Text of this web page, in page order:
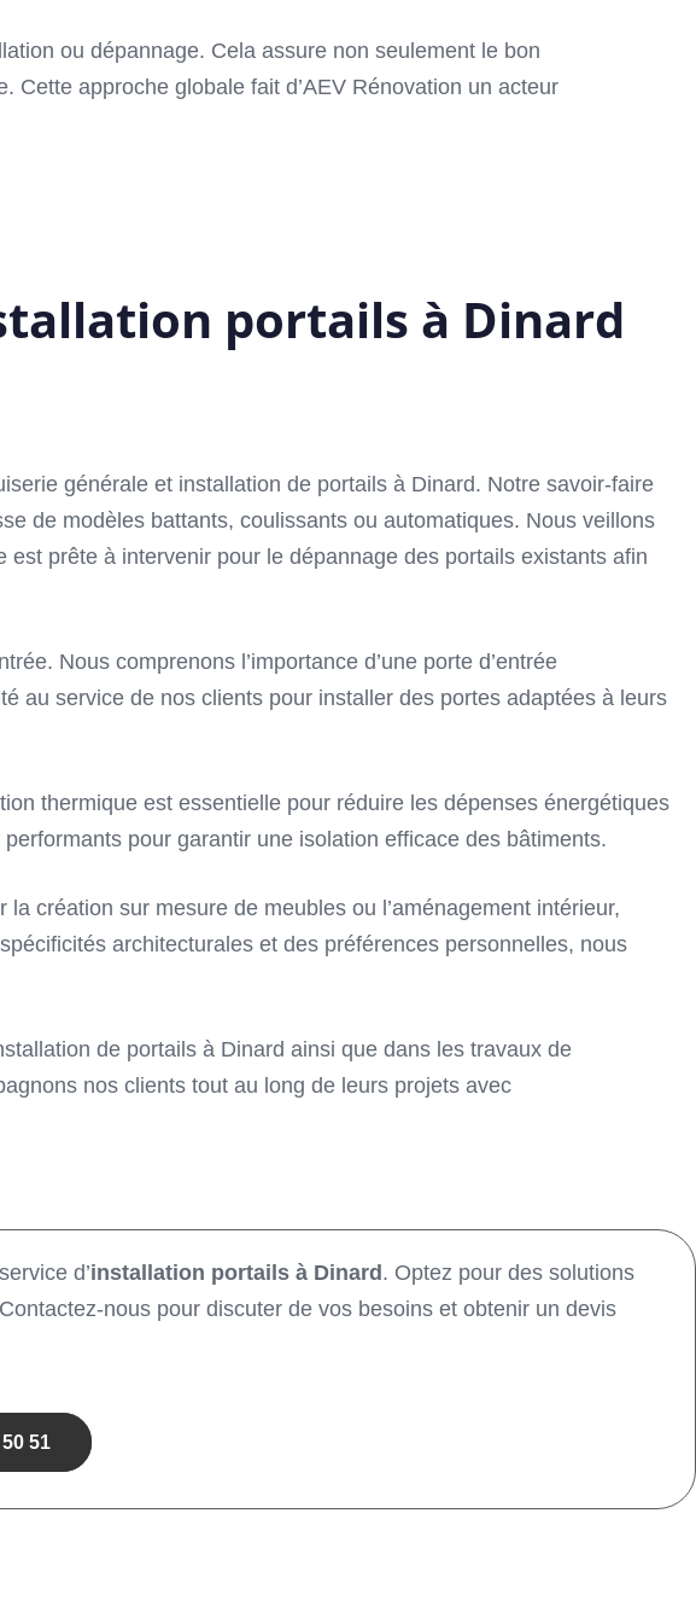
ou dépannage. Cela assure non seulement le bon
approche globale fait d’AEV Rénovation un acteur
portails à Dinard
générale et installation de portails à Dinard. Notre savoir-faire
de modèles battants, coulissants ou automatiques. Nous veillons
prête à intervenir pour le dépannage des portails existants afin
Nous comprenons l’importance d’une porte d’entrée
au service de nos clients pour installer des portes adaptées à leurs
thermique est essentielle pour réduire les dépenses énergétiques
pour garantir une isolation efficace des bâtiments.
création sur mesure de meubles ou l’aménagement intérieur,
architecturales et des préférences personnelles, nous
de portails à Dinard ainsi que dans les travaux de
nos clients tout au long de leurs projets avec
d’installation portails à Dinard . Optez pour des solutions
nous pour discuter de vos besoins et obtenir un devis
51